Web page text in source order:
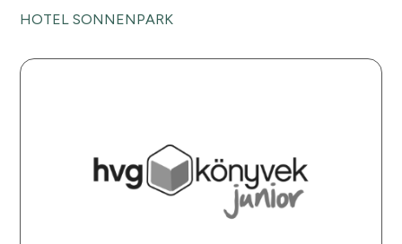
HOTEL SONNENPARK